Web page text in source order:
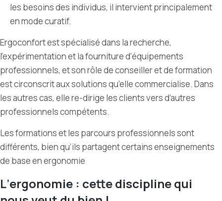
les besoins des individus, il intervient principalement
en mode curatif.
Ergoconfort est spécialisé dans la recherche,
l’expérimentation et la fourniture d’équipements
professionnels, et son rôle de conseiller et de formation
est circonscrit aux solutions qu’elle commercialise. Dans
les autres cas, elle re-dirige les clients vers d’autres
professionnels compétents.
Les formations et les parcours professionnels sont
différents, bien qu’ils partagent certains enseignements
de base en ergonomie
L’ergonomie : cette discipline qui